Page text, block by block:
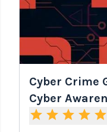
Cyber Crime
Cyber
star star star star star